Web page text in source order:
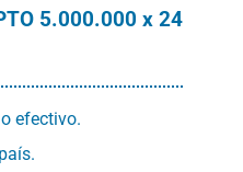
5.000.000 x 24
efectivo.